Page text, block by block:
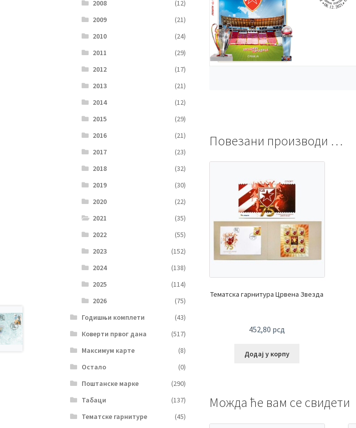
Повезани производи …
Тематска гарнитура Црвена Звезда
452,80 рсд
Додај у корпу
Можда ће вам се свидети
2008
(12)
2009
(21)
2010
(24)
2011
(29)
2012
(17)
2013
(21)
2014
(12)
2015
(29)
2016
(21)
2017
(23)
2018
(32)
2019
(30)
2020
(22)
2021
(35)
2022
(55)
2023
(152)
2024
(138)
2025
(114)
2026
(75)
Годишњи комплети
(43)
Коверти првог дана
(517)
Максимум карте
(8)
Остало
(0)
Поштанске марке
(290)
Табаци
(137)
Тематске гарнитуре
(45)